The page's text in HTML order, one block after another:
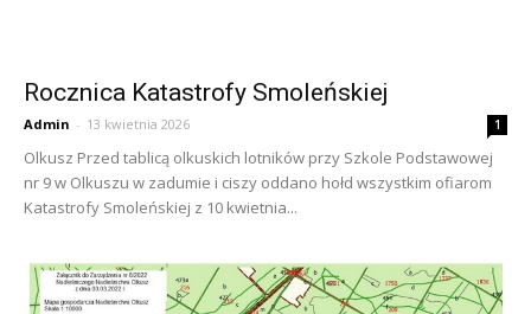
Rocznica Katastrofy Smoleńskiej
Admin - 13 kwietnia 2026 1
Olkusz Przed tablicą olkuskich lotników przy Szkole Podstawowej
nr 9 w Olkuszu w zadumie i ciszy oddano hołd wszystkim ofiarom
Katastrofy Smoleńskiej z 10 kwietnia...